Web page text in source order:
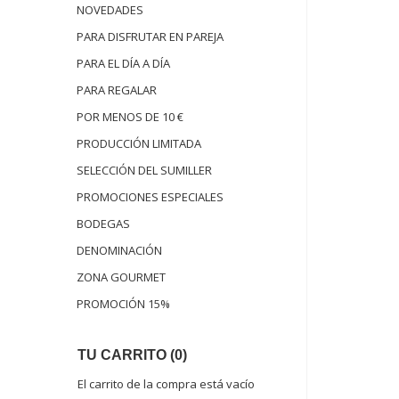
NOVEDADES
PARA DISFRUTAR EN PAREJA
PARA EL DÍA A DÍA
PARA REGALAR
POR MENOS DE 10 €
PRODUCCIÓN LIMITADA
SELECCIÓN DEL SUMILLER
PROMOCIONES ESPECIALES
BODEGAS
DENOMINACIÓN
ZONA GOURMET
PROMOCIÓN 15%
TU CARRITO (0)
El carrito de la compra está vacío